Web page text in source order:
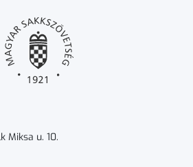
Miksa u. 10.